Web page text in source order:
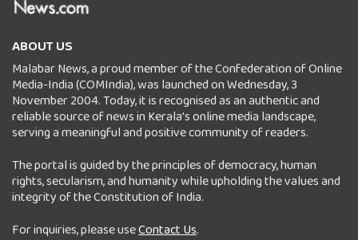
ABOUT US
Malabar News, a proud member of the Confederation of Online
Media-India (COMIndia), was launched on Wednesday, 3
November 2004. Today, it is recognised as an authentic and
reliable source of news in Kerala’s online media landscape,
serving a meaningful and positive community of readers.
The portal is guided by the principles of democracy, human
rights, secularism, and humanity while upholding the values and
integrity of the Constitution of India.
For inquiries, please useContact Us.